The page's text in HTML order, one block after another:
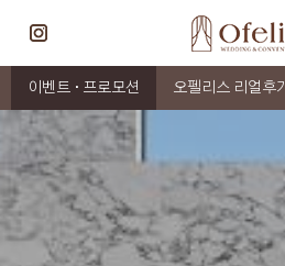
이벤트 · 프로모션 오펠리스 리얼후기